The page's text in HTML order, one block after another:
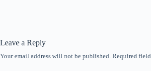
Leave a Reply
Your email address will not be published. Required